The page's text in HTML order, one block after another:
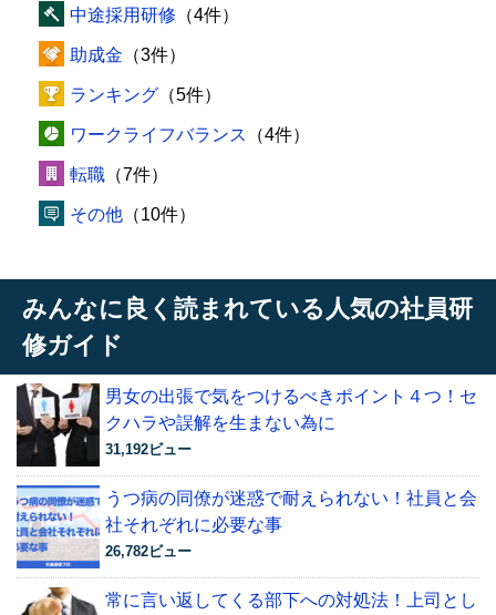
中途採用研修 （4件）
助成金 （3件）
ランキング （5件）
ワークライフバランス （4件）
転職 （7件）
その他 （10件）
みんなに良く読まれている人気の社員研
修ガイド
男女の出張で気をつけるべきポイント４つ！セ
クハラや誤解を生まない為に
31,192ビュー
うつ病の同僚が迷惑で耐えられない！社員と会
社それぞれに必要な事
26,782ビュー
常に言い返してくる部下への対処法！上司とし